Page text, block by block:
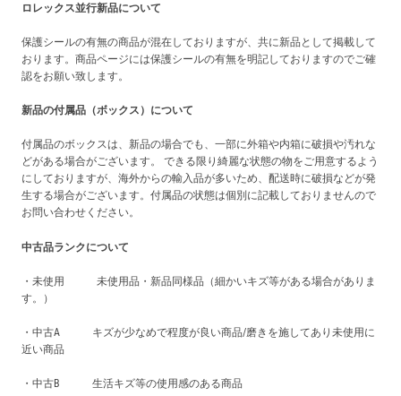
ロレックス並行新品について
保護シールの有無の商品が混在しておりますが、共に新品として掲載して
おります。商品ページには保護シールの有無を明記しておりますのでご確
認をお願い致します。
新品の付属品（ボックス）について
付属品のボックスは、新品の場合でも、一部に外箱や内箱に破損や汚れな
どがある場合がございます。 できる限り綺麗な状態の物をご用意するよう
にしておりますが、海外からの輸入品が多いため、配送時に破損などが発
生する場合がございます。付属品の状態は個別に記載しておりませんので
お問い合わせください。
中古品ランクについて
・未使用 未使用品・新品同様品（細かいキズ等がある場合がありま
す。）
・中古A キズが少なめで程度が良い商品/磨きを施してあり未使用に
近い商品
・中古B 生活キズ等の使用感のある商品